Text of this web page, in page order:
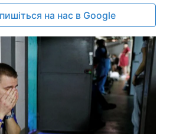
на нас в Google